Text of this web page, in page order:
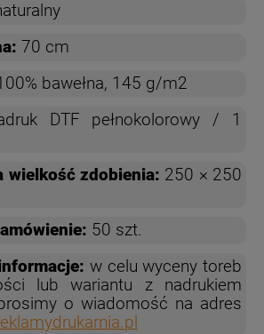
70 cm
bawełna, 145 g/m2
DTF pełnokolorowy / 1
wielkość zdobienia: 250 × 250
50 szt.
w celu wyceny toreb
lub wariantu z nadrukiem
o wiadomość na adres